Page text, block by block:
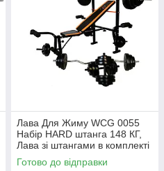
Лава Для Жиму WCG 0055
Набір HARD штанга 148 КГ,
Лава зі штангами в комплекті
148 кг, Набір 148 кг SHOPIK
Готово до відправки